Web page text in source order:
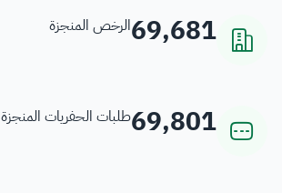
69,681الرخص المنجزة
69,801طلبات الحفريات المنجزة